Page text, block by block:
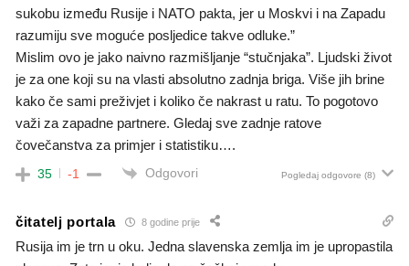
sukobu između Rusije i NATO pakta, jer u Moskvi i na Zapadu
razumiju sve moguće posljedice takve odluke.”
Mislim ovo je jako naivno razmišljanje “stučnjaka”. Ljudski život
je za one koji su na vlasti absolutno zadnja briga. Više jih brine
kako če sami preživjet i koliko če nakrast u ratu. To pogotovo
važi za zapadne partnere. Gledaj sve zadnje ratove
čovečanstva za primjer i statistiku….
35 -1 Odgovori Pogledaj odgovore (8)
čitatelj portala 8 godine prije
Rusija im je trn u oku. Jedna slavenska zemlja im je upropastila